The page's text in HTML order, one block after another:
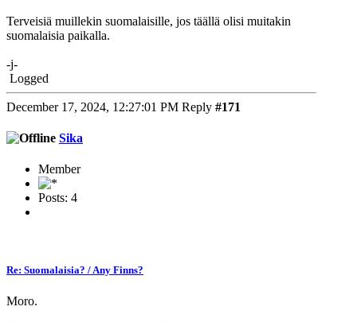
Terveisiä muillekin suomalaisille, jos täällä olisi muitakin
suomalaisia paikalla.
-j-
Logged
December 17, 2024, 12:27:01 PM Reply #171
Sika
Member
Posts: 4
Re: Suomalaisia? / Any Finns?
Moro.